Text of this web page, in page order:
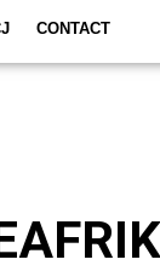
CONTACT